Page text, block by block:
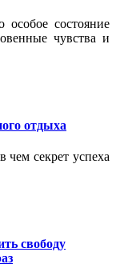
состояние
чувства и
отдыха
чем секрет успеха
свободу